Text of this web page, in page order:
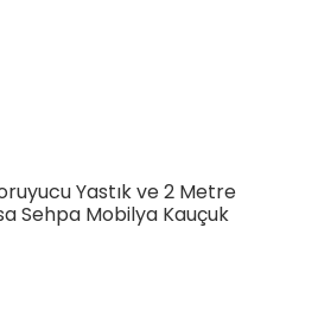
Yastık ve 2 Metre
Sehpa Mobilya Kauçuk